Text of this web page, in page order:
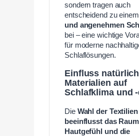
sondern tragen auch
entscheidend zu einem
und angenehmen
bei – eine wichtige
für moderne
Schlaflösungen.
Einfluss
Materialien auf
Schlafklima und
Die Wahl der Textilien
beeinflusst das
Hautgefühl und die